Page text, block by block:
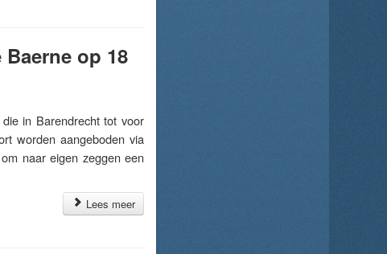
op 18
in Barendrecht tot voor
worden aangeboden via
naar eigen zeggen een
Lees meer